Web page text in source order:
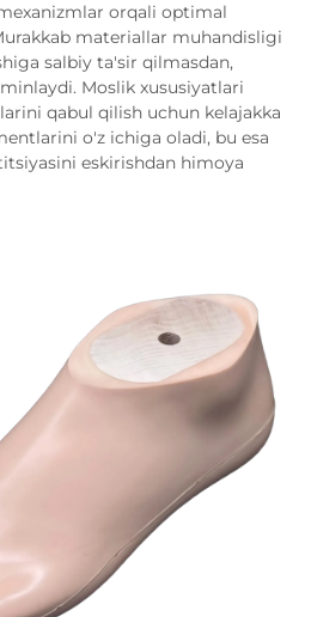
orqali optimal
materiallar muhandisligi
salbiy ta'sir qilmasdan,
Moslik xususiyatlari
qabul qilish uchun kelajakka
o'z ichiga oladi, bu esa
eskirishdan himoya